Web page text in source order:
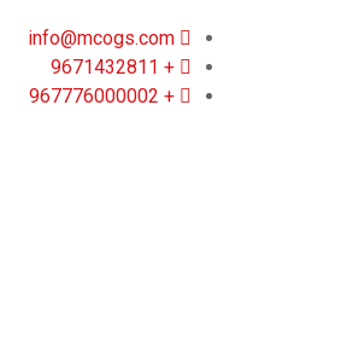
info@mcogs.com
+ 9671432811
+ 967776000002